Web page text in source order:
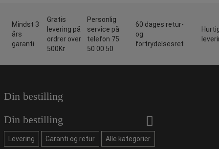
Mindst 3
års
garanti
Gratis
levering på
ordrer over
500Kr
Personlig
service på
telefon 75
50 00 50
60 dages retur-
og
fortrydelsesret
Din bestilling
Din bestilling
Levering Garanti og retur Alle kategorier